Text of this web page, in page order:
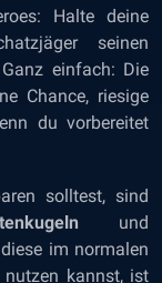
Halte deine
seinen
einfach: Die
Chance, riesige
du vorbereitet
solltest, sind
und
im normalen
kannst, ist